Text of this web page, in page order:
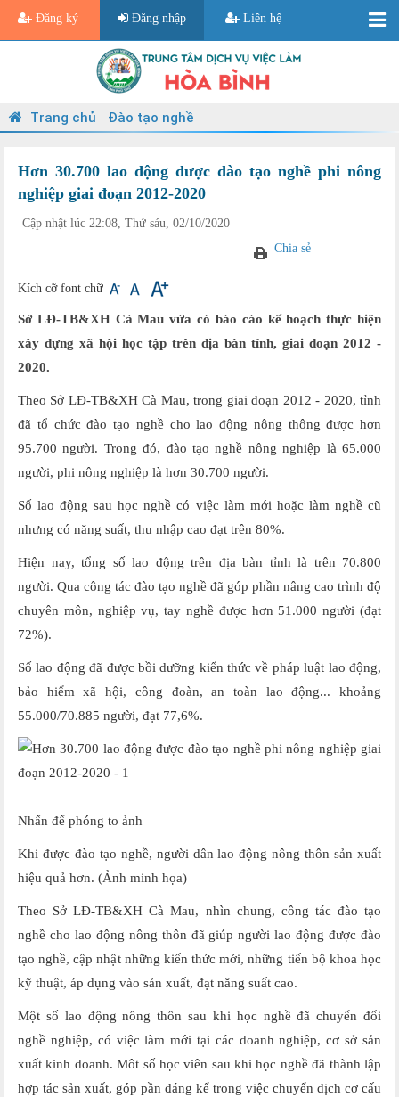
Đăng ký Đăng nhập Liên hệ
Trang chủ Đào tạo nghề
Hơn 30.700 lao động được đào tạo nghề phi nông
nghiệp giai đoạn 2012-2020
Cập nhật lúc 22:08, Thứ sáu, 02/10/2020
Chia sẻ
Kích cỡ font chữ
Sở LĐ-TB&XH Cà Mau vừa có báo cáo kế hoạch thực hiện
xây dựng xã hội học tập trên địa bàn tỉnh, giai đoạn 2012 -
2020.
Theo Sở LĐ-TB&XH Cà Mau, trong giai đoạn 2012 - 2020, tỉnh
đã tổ chức đào tạo nghề cho lao động nông thông được hơn
95.700 người. Trong đó, đào tạo nghề nông nghiệp là 65.000
người, phi nông nghiệp là hơn 30.700 người.
Số lao động sau học nghề có việc làm mới hoặc làm nghề cũ
nhưng có năng suất, thu nhập cao đạt trên 80%.
Hiện nay, tổng số lao động trên địa bàn tỉnh là trên 70.800
người. Qua công tác đào tạo nghề đã góp phần nâng cao trình độ
chuyên môn, nghiệp vụ, tay nghề được hơn 51.000 người (đạt
72%).
Số lao động đã được bồi dưỡng kiến thức về pháp luật lao động,
bảo hiểm xã hội, công đoàn, an toàn lao động... khoảng
55.000/70.885 người, đạt 77,6%.
Nhấn để phóng to ảnh
Khi được đào tạo nghề, người dân lao động nông thôn sản xuất
hiệu quả hơn. (Ảnh minh họa)
Theo Sở LĐ-TB&XH Cà Mau, nhìn chung, công tác đào tạo
nghề cho lao động nông thôn đã giúp người lao động được đào
tạo nghề, cập nhật những kiến thức mới, những tiến bộ khoa học
kỹ thuật, áp dụng vào sản xuất, đạt năng suất cao.
Một số lao động nông thôn sau khi học nghề đã chuyển đổi
nghề nghiệp, có việc làm mới tại các doanh nghiệp, cơ sở sản
xuất kinh doanh. Môt số học viên sau khi học nghề đã thành lập
hợp tác sản xuất, góp pần đáng kể trong việc chuyển dịch cơ cấu